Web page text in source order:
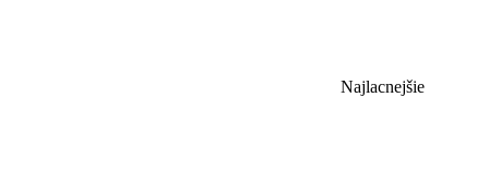
Najlacnejšie